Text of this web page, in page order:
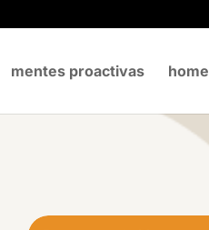
mentes proactivas home